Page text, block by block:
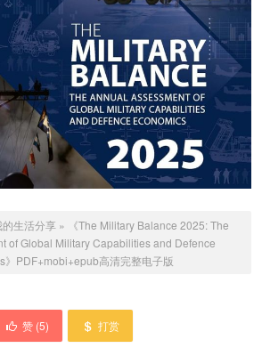
的生活分享 »
《The Military Balance 2025: The
of Global Military Capabilities and Defence
》PDF+mobi+epub高清完整电子版
赞 (5) 打赏